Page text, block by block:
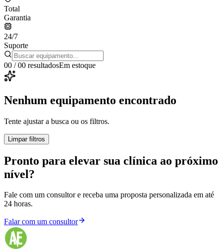
Total
Garantia
24/7
Suporte
00 /00 resultadosEm estoque
Nenhum equipamento encontrado
Tente ajustar a busca ou os filtros.
Limpar filtros
Pronto para elevar sua clínica ao próximo
nível?
Fale com um consultor e receba uma proposta personalizada em até
24 horas.
Falar com um consultor